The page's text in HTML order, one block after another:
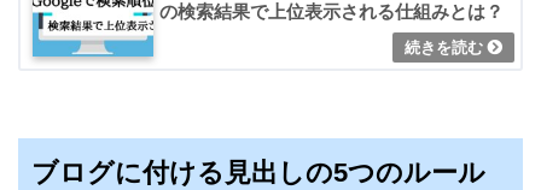
の検索結果で上位表示される仕組みとは？
ブログに付ける見出しの5つのルール